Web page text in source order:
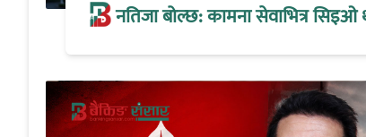
नतिजा बोल्छ: कामना सेवाभित्र सिइओ